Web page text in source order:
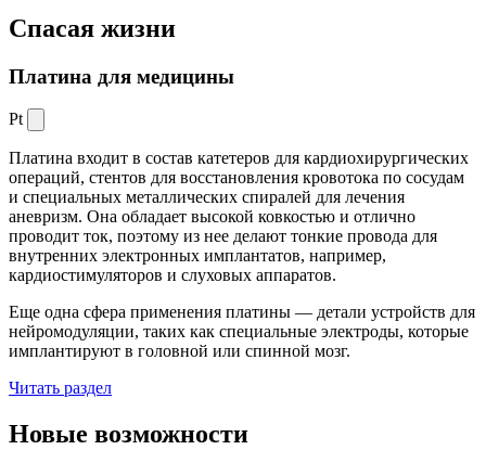
Спасая жизни
Платина для медицины
Pt
Платина входит в состав катетеров для кардиохирургических
операций, стентов для восстановления кровотока по сосудам
и специальных металлических спиралей для лечения
аневризм. Она обладает высокой ковкостью и отлично
проводит ток, поэтому из нее делают тонкие провода для
внутренних электронных имплантатов, например,
кардиостимуляторов и слуховых аппаратов.
Еще одна сфера применения платины — детали устройств для
нейромодуляции, таких как специальные электроды, которые
имплантируют в головной или спинной мозг.
Читать раздел
Новые возможности